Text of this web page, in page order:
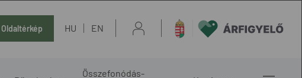
Oldaltérkép HU EN
Összefonódás-